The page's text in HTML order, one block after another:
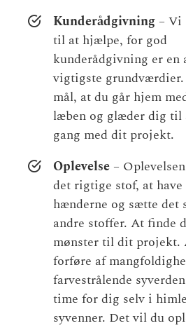
Kunderådgivning – Vi
til at hjælpe, for god
kunderådgivning er en
vigtigste grundværdier.
mål, at du går hjem
læben og glæder dig til
gang med dit projekt.
Oplevelse –
det rigtige stof, at
hænderne og sætte det
andre stoffer. At finde
mønster til dit projekt.
forføre af
farvestrålende
time for dig selv i
syvenner. Det vil du